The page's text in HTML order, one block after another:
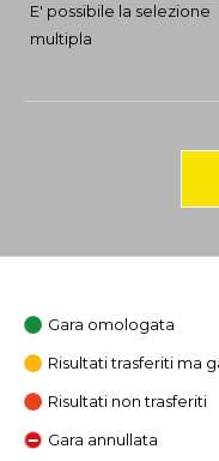
E' possibile la selezione
multipla
Gara omologata
Risultati trasferiti ma
Risultati non trasferiti
Gara annullata